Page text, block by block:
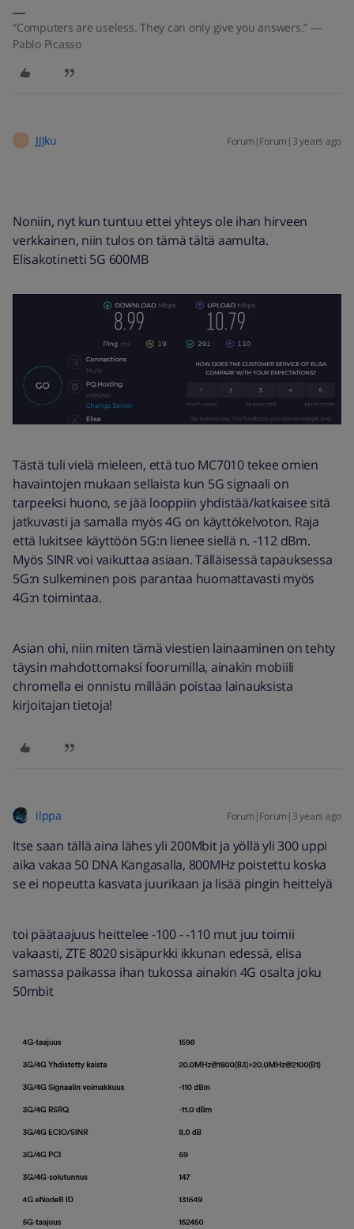
“Computers are useless. They can only give you answers.” ―
Pablo Picasso
JJJku Forum|Forum|3 years ago
Noniin, nyt kun tuntuu ettei yhteys ole ihan hirveen
verkkainen, niin tulos on tämä tältä aamulta.
Elisakotinetti 5G 600MB
Tästä tuli vielä mieleen, että tuo MC7010 tekee omien
havaintojen mukaan sellaista kun 5G signaali on
tarpeeksi huono, se jää looppiin yhdistää/katkaisee sitä
jatkuvasti ja samalla myös 4G on käyttökelvoton. Raja
että lukitsee käyttöön 5G:n lienee siellä n. -112 dBm.
Myös SINR voi vaikuttaa asiaan. Tälläisessä tapauksessa
5G:n sulkeminen pois parantaa huomattavasti myös
4G:n toimintaa.
Asian ohi, niin miten tämä viestien lainaaminen on tehty
täysin mahdottomaksi foorumilla, ainakin mobiili
chromella ei onnistu millään poistaa lainauksista
kirjoitajan tietoja!
ilppa Forum|Forum|3 years ago
Itse saan tällä aina lähes yli 200Mbit ja yöllä yli 300 uppi
aika vakaa 50 DNA Kangasalla, 800MHz poistettu koska
se ei nopeutta kasvata juurikaan ja lisää pingin heittelyä
toi päätaajuus heittelee -100 - -110 mut juu toimii
vakaasti, ZTE 8020 sisäpurkki ikkunan edessä, elisa
samassa paikassa ihan tukossa ainakin 4G osalta joku
50mbit